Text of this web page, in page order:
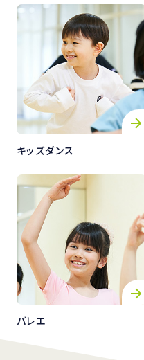
キッズダンス
バレエ